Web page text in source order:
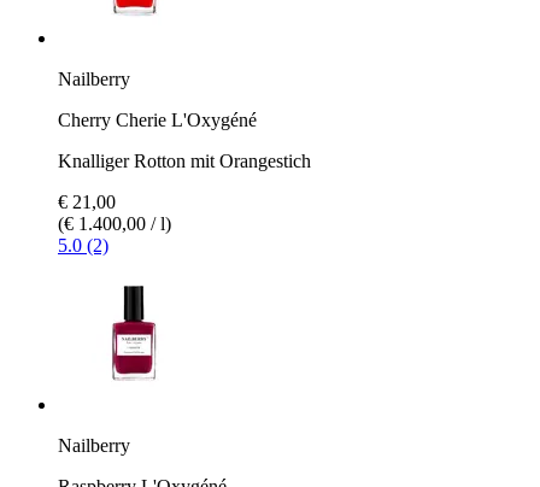
Nailberry
Cherry Cherie L'Oxygéné
Knalliger Rotton mit Orangestich
€ 21,00
(€ 1.400,00 / l)
5.0 (2)
Nailberry